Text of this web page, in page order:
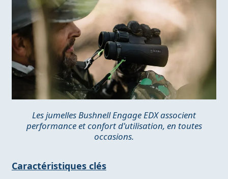
Les jumelles Bushnell Engage EDX associent
performance et confort d'utilisation, en toutes
occasions.
Caractéristiques clés